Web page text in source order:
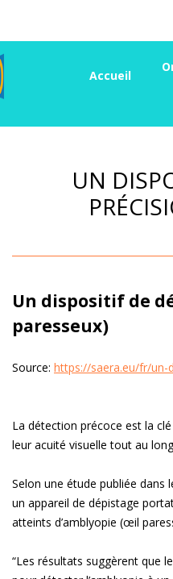
Accueil
UN
Un dispositif de
paresseux)
Source: https://saera.eu/fr/un-
La détection précoce est la
leur acuité visuelle tout au
Selon une étude publiée dans
un appareil de dépistage
atteints d’amblyopie (œil
“Les résultats suggèrent que